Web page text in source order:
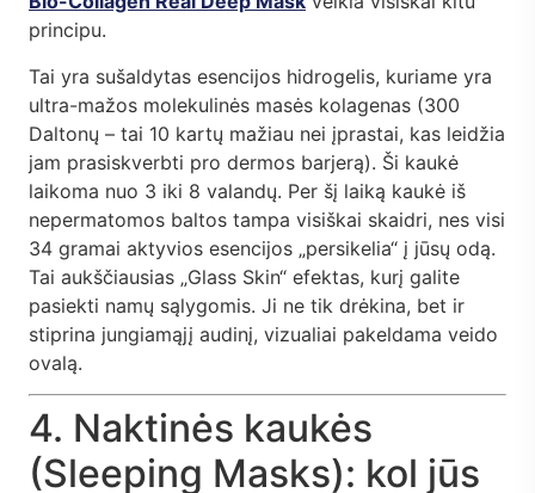
principu.
Tai yra sušaldytas esencijos hidrogelis, kuriame yra
ultra-mažos molekulinės masės kolagenas (300
Daltonų – tai 10 kartų mažiau nei įprastai, kas leidžia
jam prasiskverbti pro dermos barjerą). Ši kaukė
laikoma nuo 3 iki 8 valandų. Per šį laiką kaukė iš
nepermatomos baltos tampa visiškai skaidri, nes visi
34 gramai aktyvios esencijos „persikelia“ į jūsų odą.
Tai aukščiausias „Glass Skin“ efektas, kurį galite
pasiekti namų sąlygomis. Ji ne tik drėkina, bet ir
stiprina jungiamąjį audinį, vizualiai pakeldama veido
ovalą.
4. Naktinės kaukės
(Sleeping Masks): kol jūs